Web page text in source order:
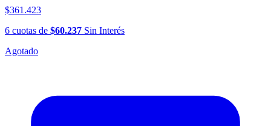
$361.423
6 cuotas de $60.237 Sin Interés
Agotado